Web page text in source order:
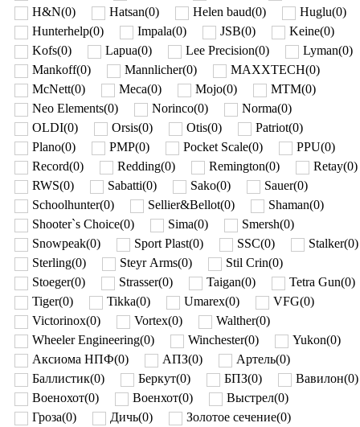
H&N(0) Hatsan(0) Helen baud(0) Huglu(0)
Hunterhelp(0) Impala(0) JSB(0) Keine(0)
Kofs(0) Lapua(0) Lee Precision(0) Lyman(0)
Mankoff(0) Mannlicher(0) MAXXTECH(0)
McNett(0) Meca(0) Mojo(0) MTM(0)
Neo Elements(0) Norinco(0) Norma(0)
OLDI(0) Orsis(0) Otis(0) Patriot(0)
Plano(0) PMP(0) Pocket Scale(0) PPU(0)
Record(0) Redding(0) Remington(0) Retay(0)
RWS(0) Sabatti(0) Sako(0) Sauer(0)
Schoolhunter(0) Sellier&Bellot(0) Shaman(0)
Shooter`s Choice(0) Sima(0) Smersh(0)
Snowpeak(0) Sport Plast(0) SSC(0) Stalker(0)
Sterling(0) Steyr Arms(0) Stil Crin(0)
Stoeger(0) Strasser(0) Taigan(0) Tetra Gun(0)
Tiger(0) Tikka(0) Umarex(0) VFG(0)
Victorinox(0) Vortex(0) Walther(0)
Wheeler Engineering(0) Winchester(0) Yukon(0)
Аксиома НПФ(0) АПЗ(0) Артель(0)
Баллистик(0) Беркут(0) БПЗ(0) Вавилон(0)
Военохот(0) Военхот(0) Выстрел(0)
Гроза(0) Дичь(0) Золотое сечение(0)